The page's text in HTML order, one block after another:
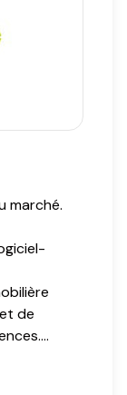
marché.
de